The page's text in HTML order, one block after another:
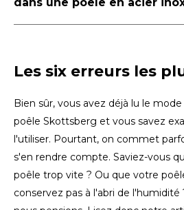
Les six erreurs les
Bien sûr, vous avez déjà lu le
poêle Skottsberg et vous savez
l'utiliser. Pourtant, on commet
s'en rendre compte. Saviez-vous
poêle trop vite ? Ou que votre
conservez pas à l'abri de l'humidité